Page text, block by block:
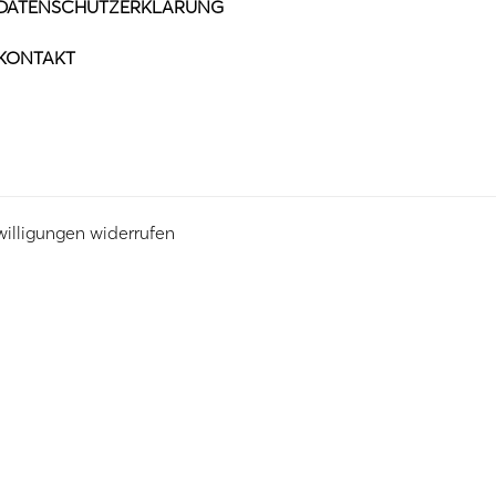
widerrufen